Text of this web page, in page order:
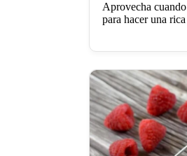
Aprovecha
para hacer una